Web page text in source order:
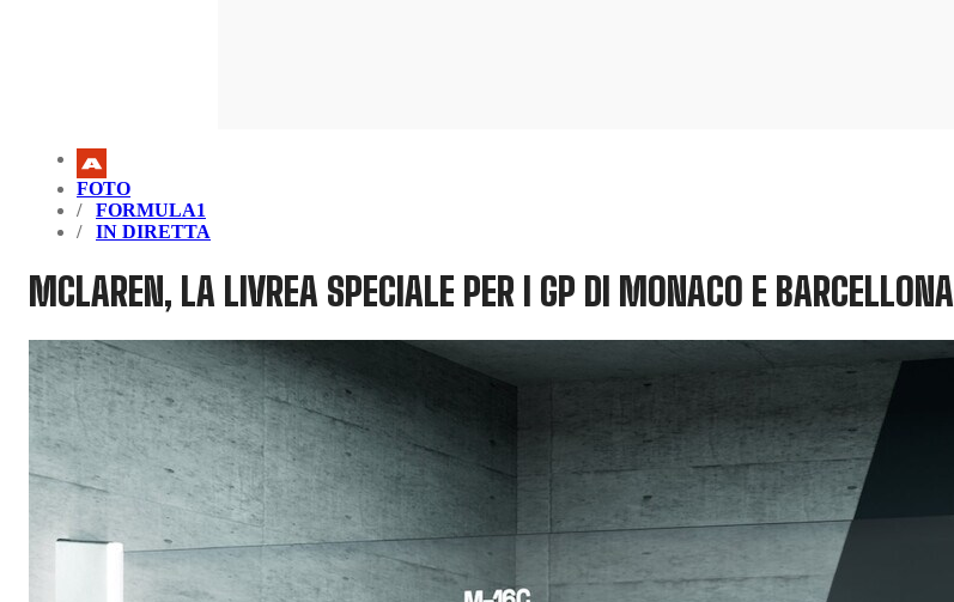
FOTO
FORMULA1
IN DIRETTA
MCLAREN, LA LIVREA SPECIALE PER I GP DI MONACO E BARCELLONA